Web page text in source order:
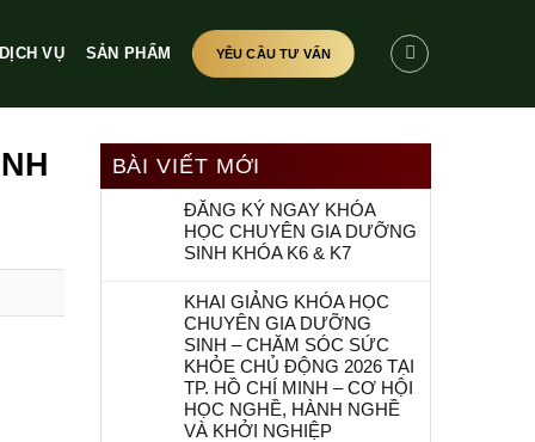
DỊCH VỤ SẢN PHẨM YÊU CẦU TƯ VẤN
BÀI VIẾT MỚI
ĐĂNG KÝ NGAY KHÓA
HỌC CHUYÊN GIA DƯỠNG
SINH KHÓA K6 & K7
KHAI GIẢNG KHÓA HỌC
CHUYÊN GIA DƯỠNG
SINH – CHĂM SÓC SỨC
KHỎE CHỦ ĐỘNG 2026 TẠI
TP. HỒ CHÍ MINH – CƠ HỘI
HỌC NGHỀ, HÀNH NGHỀ
VÀ KHỞI NGHIỆP